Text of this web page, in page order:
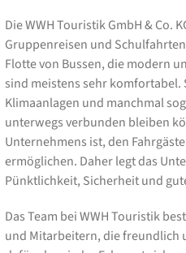
Die WWH Touristik GmbH & Co.
Gruppenreisen und
Flotte von Bussen, die modern
sind meistens sehr komfortabel.
Klimaanlagen und manchmal
unterwegs verbunden bleiben
Unternehmens ist, den
ermöglichen. Daher legt das
Pünktlichkeit, Sicherheit und
Das Team bei WWH Touristik
und Mitarbeitern, die freundlich